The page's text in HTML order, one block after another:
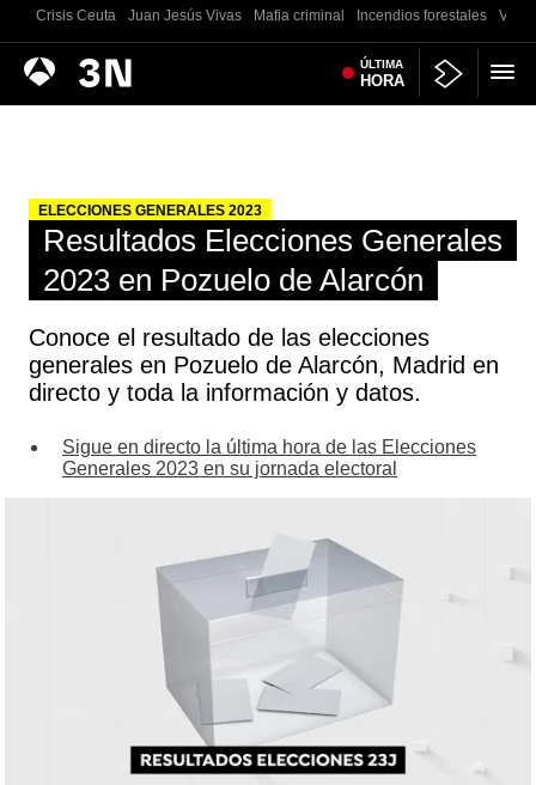
Crisis Ceuta Juan Jesús Vivas Mafia criminal Incendios forestales
Antena
3
Noticias ÚLTIMA
HORA
ELECCIONES GENERALES 2023
Resultados Elecciones Generales
2023 en Pozuelo de Alarcón
Conoce el resultado de las elecciones
generales en Pozuelo de Alarcón, Madrid en
directo y toda la información y datos.
Sigue en directo la última hora de las Elecciones
Generales 2023 en su jornada electoral